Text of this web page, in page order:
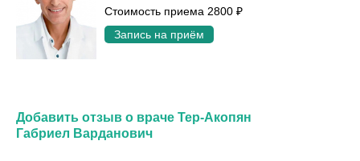
Стоимость приема 2800 ₽
Запись на приём
Добавить отзыв о враче Тер-Акопян
Габриел Варданович